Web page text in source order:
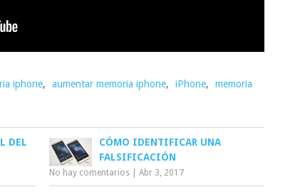
iphone, aumentar memoria iphone, iPhone, memoria
DEL
CÓMO IDENTIFICAR UNA
FALSIFICACIÓN
No hay comentarios |Abr 3, 2017